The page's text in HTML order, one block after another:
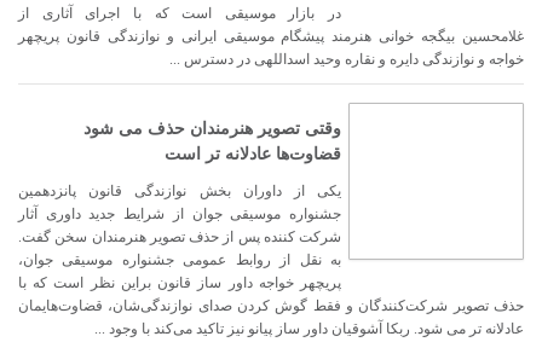
در بازار موسیقی است که با اجرای آثاری از
غلامحسین بیگجه خوانی هنرمند پیشگام موسیقی ایرانی و نوازندگی قانون پریچهر
خواجه و نوازندگی دایره و نقاره وحید اسداللهی در دسترس ...
وقتی تصویر هنرمندان حذف می شود
قضاوت‌ها عادلانه تر است
یکی از داوران بخش نوازندگی قانون پانزدهمین
جشنواره موسیقی جوان از شرایط جدید داوری آثار
شرکت کننده پس از حذف تصویر هنرمندان سخن گفت.
به نقل از روابط عمومی جشنواره موسیقی جوان،
پریچهر خواجه داور ساز قانون براین نظر است که با
حذف تصویر شرکت‌کنندگان و فقط گوش کردن صدای نوازندگی‌شان، قضاوت‌هایمان
عادلانه تر می شود. ربکا آشوقیان داور ساز پیانو نیز تاکید می‌کند با وجود ...